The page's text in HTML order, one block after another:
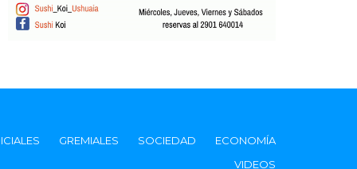
GREMIALES SOCIEDAD
ECONOMÍA
VIDEOS